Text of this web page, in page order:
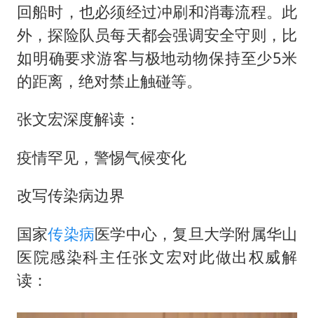
回船时，也必须经过冲刷和消毒流程。此
外，探险队员每天都会强调安全守则，比
如明确要求游客与极地动物保持至少5米
的距离，绝对禁止触碰等。
张文宏深度解读：
疫情罕见，警惕气候变化
改写传染病边界
国家传染病医学中心，复旦大学附属华山
医院感染科主任张文宏对此做出权威解
读：